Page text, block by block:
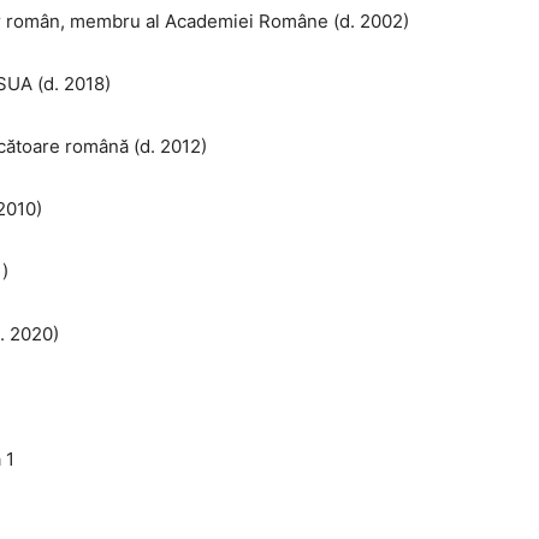
membru al Academiei Române (d. 2002)
(d. 2018)
română (d. 2012)
2020)